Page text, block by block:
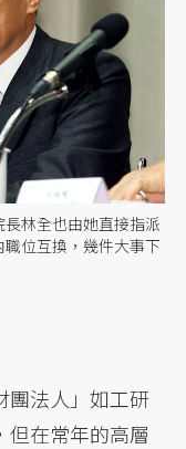
林全也由她直接指派
位互換，幾件大事下
團法人」如工研
但在常年的高層